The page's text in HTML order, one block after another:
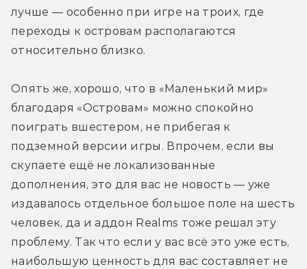
лучше — особенно при игре на троих, где
переходы к островам располагаются
относительно близко.
Опять же, хорошо, что в «Маленький мир»
благодаря «Островам» можно спокойно
поиграть вшестером, не прибегая к
подземной версии игры. Впрочем, если вы
скупаете ещё не локализованные
дополнения, это для вас не новость — уже
издавалось отдельное большое поле на шесть
человек, да и аддон Realms тоже решал эту
проблему. Так что если у вас всё это уже есть,
наибольшую ценность для вас составляет не